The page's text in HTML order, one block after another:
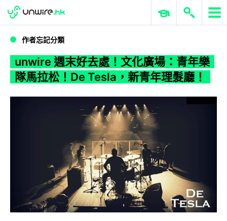
WWDC 2026 ERP 與商業 AI
作者忘記分類
unwire 週末好去處！文化廣場：青年樂
隊馬拉松！De Tesla，新青年理髮廳！